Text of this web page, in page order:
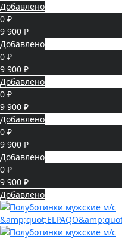
Добавлено
0 ₽
9 900 ₽
Добавлено
0 ₽
9 900 ₽
Добавлено
0 ₽
9 900 ₽
Добавлено
0 ₽
9 900 ₽
Добавлено
0 ₽
9 900 ₽
Добавлено